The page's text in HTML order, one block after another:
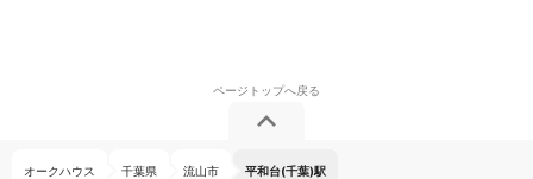
オークハウス 千葉県 流山市 平和台(千葉)駅